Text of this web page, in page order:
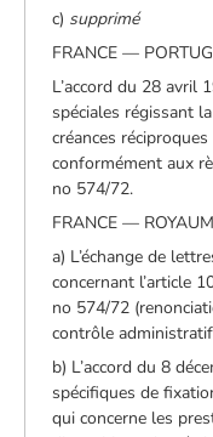
c) supprimé
FRANCE —
L’accord du 28 avril
spéciales régissant
créances
conformément aux
no 574/72.
FRANCE —
a) L’échange de
concernant l’article
no 574/72
contrôle
b) L’accord du 8
spécifiques de
qui concerne les